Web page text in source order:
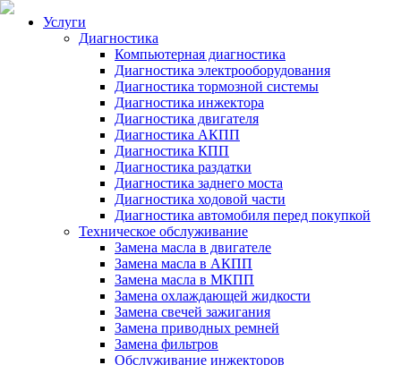
Услуги
Диагностика
Компьютерная диагностика
Диагностика электрооборудования
Диагностика тормозной системы
Диагностика инжектора
Диагностика двигателя
Диагностика АКПП
Диагностика КПП
Диагностика раздатки
Диагностика заднего моста
Диагностика ходовой части
Диагностика автомобиля перед покупкой
Техническое обслуживание
Замена масла в двигателе
Замена масла в АКПП
Замена масла в МКПП
Замена охлаждающей жидкости
Замена свечей зажигания
Замена приводных ремней
Замена фильтров
Обслуживание инжекторов